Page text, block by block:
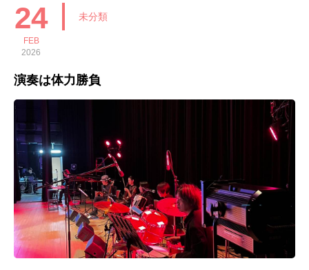
24
FEB
2026
未分類
演奏は体力勝負